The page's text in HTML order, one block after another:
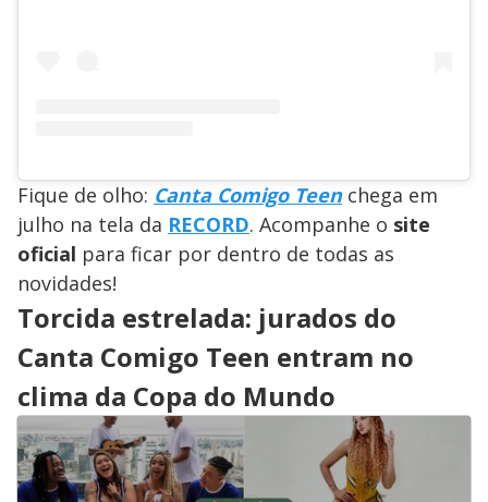
Fique de olho: Canta Comigo Teen chega em
julho na tela da RECORD. Acompanhe o site
oficial para ficar por dentro de todas as
novidades!
Torcida estrelada: jurados do
Canta Comigo Teen entram no
clima da Copa do Mundo